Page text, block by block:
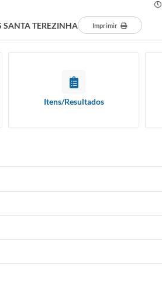
SANTA TEREZINHA Imprimir
Itens/Resultados